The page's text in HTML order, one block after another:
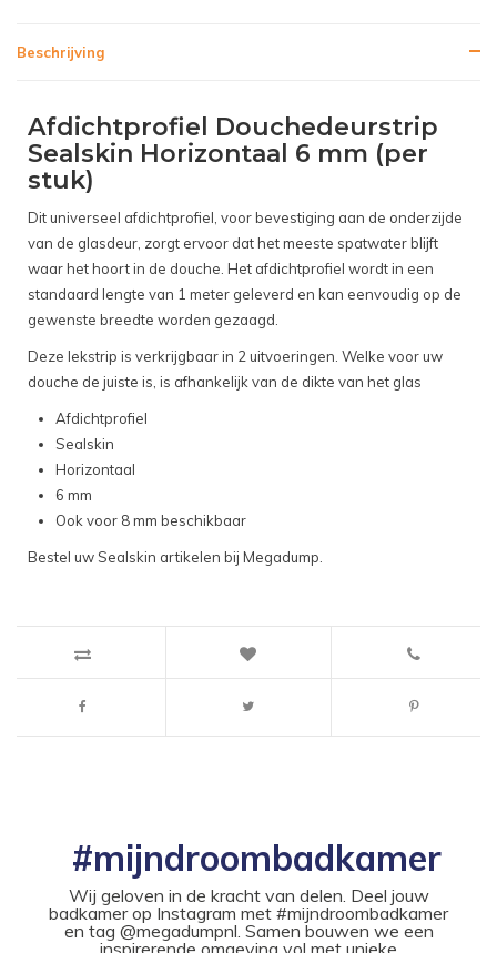
Beschrijving
Afdichtprofiel Douchedeurstrip
Sealskin Horizontaal 6 mm (per
stuk)
Dit universeel afdichtprofiel, voor bevestiging aan de onderzijde
van de glasdeur, zorgt ervoor dat het meeste spatwater blijft
waar het hoort in de douche. Het afdichtprofiel wordt in een
standaard lengte van 1 meter geleverd en kan eenvoudig op de
gewenste breedte worden gezaagd.
Deze lekstrip is verkrijgbaar in 2 uitvoeringen. Welke voor uw
douche de juiste is, is afhankelijk van de dikte van het glas
Afdichtprofiel
Sealskin
Horizontaal
6 mm
Ook voor 8 mm beschikbaar
Bestel uw Sealskin artikelen bij Megadump.
#mijndroombadkamer
Wij geloven in de kracht van delen. Deel jouw
badkamer op Instagram met #mijndroombadkamer
en tag @megadumpnl. Samen bouwen we een